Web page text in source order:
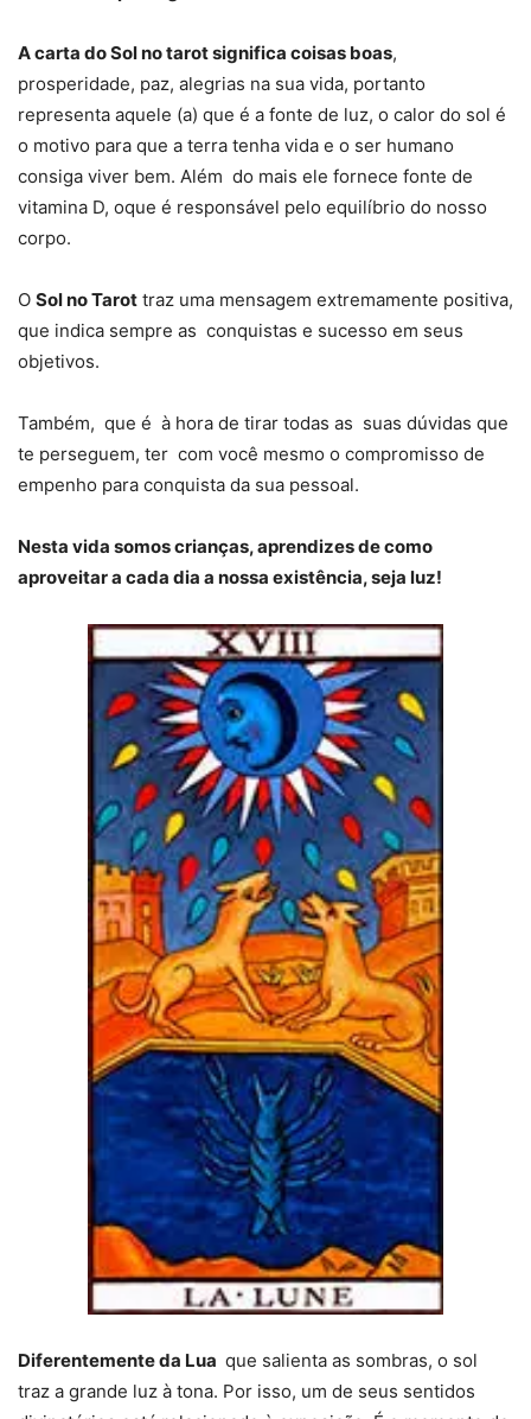
A carta do Sol no tarot significa coisas boas,
prosperidade, paz, alegrias na sua vida, portanto
representa aquele (a) que é a fonte de luz, o calor do sol é
o motivo para que a terra tenha vida e o ser humano
consiga viver bem. Além do mais ele fornece fonte de
vitamina D, oque é responsável pelo equilíbrio do nosso
corpo.
O Sol no Tarot traz uma mensagem extremamente positiva,
que indica sempre as conquistas e sucesso em seus
objetivos.
Também, que é à hora de tirar todas as suas dúvidas que
te perseguem, ter com você mesmo o compromisso de
empenho para conquista da sua pessoal.
Nesta vida somos crianças, aprendizes de como
aproveitar a cada dia a nossa existência, seja luz!
Diferentemente da Lua que salienta as sombras, o sol
traz a grande luz à tona. Por isso, um de seus sentidos